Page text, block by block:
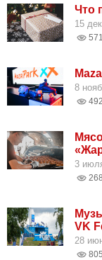
Что
15
8
3
VK
28